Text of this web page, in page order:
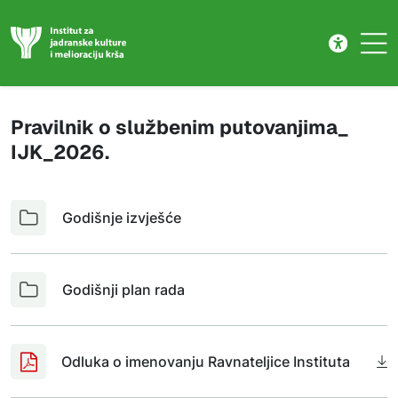
Pravilnik o službenim putovanjima_
IJK_2026.
Godišnje izvješće
Godišnji plan rada
Odluka o imenovanju Ravnateljice Instituta